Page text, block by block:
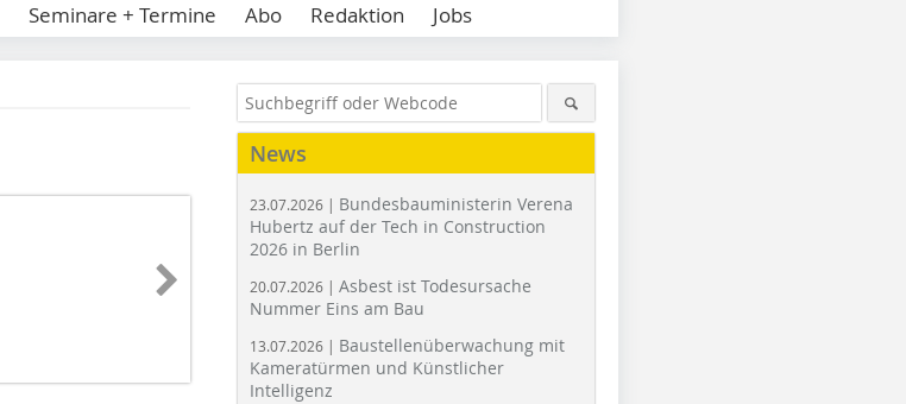
Seminare + Termine Abo Redaktion Jobs
News
23.07.2026 | Bundesbauministerin Verena
Hubertz auf der Tech in Construction
2026 in Berlin
20.07.2026 | Asbest ist Todesursache
Nummer Eins am Bau
13.07.2026 | Baustellenüberwachung mit
Kameratürmen und Künstlicher
Intelligenz